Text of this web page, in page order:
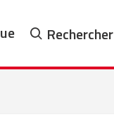
Rechercher